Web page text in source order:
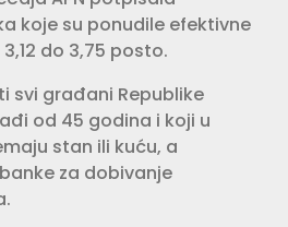
koje su ponudile efektivne
do 3,75 posto.
svi građani Republike
od 45 godina i koji u
stan ili kuću, a
za dobivanje